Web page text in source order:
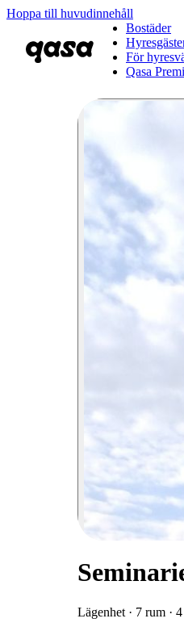
Hoppa till huvudinnehåll
Bostäder
För
Qasa
Lägenhet · 7 rum ·